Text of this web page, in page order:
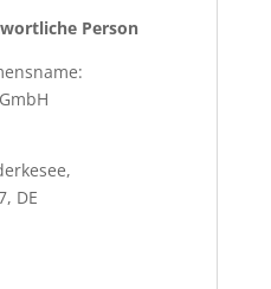
Person
DE